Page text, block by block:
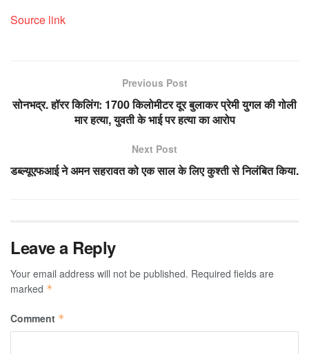
Source link
Previous Post
सोनभद्र. हॉरर किलिंग: 1700 किलोमीटर दूर बुलाकर प्रेमी युगल की गोली
मार हत्या, युवती के भाई पर हत्या का आरोप
Next Post
डब्ल्यूएफआई ने अमन सहरावत को एक साल के लिए कुश्ती से निलंबित किया.
Leave a Reply
Your email address will not be published. Required fields are
marked *
Comment *